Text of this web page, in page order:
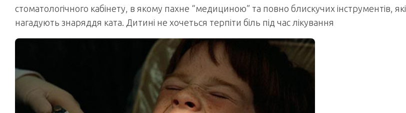
стоматологічного кабінету, в якому пахне “медициною” та повно блискучих інструментів, які
нагадують знаряддя ката. Дитині не хочеться терпіти біль під час лікування